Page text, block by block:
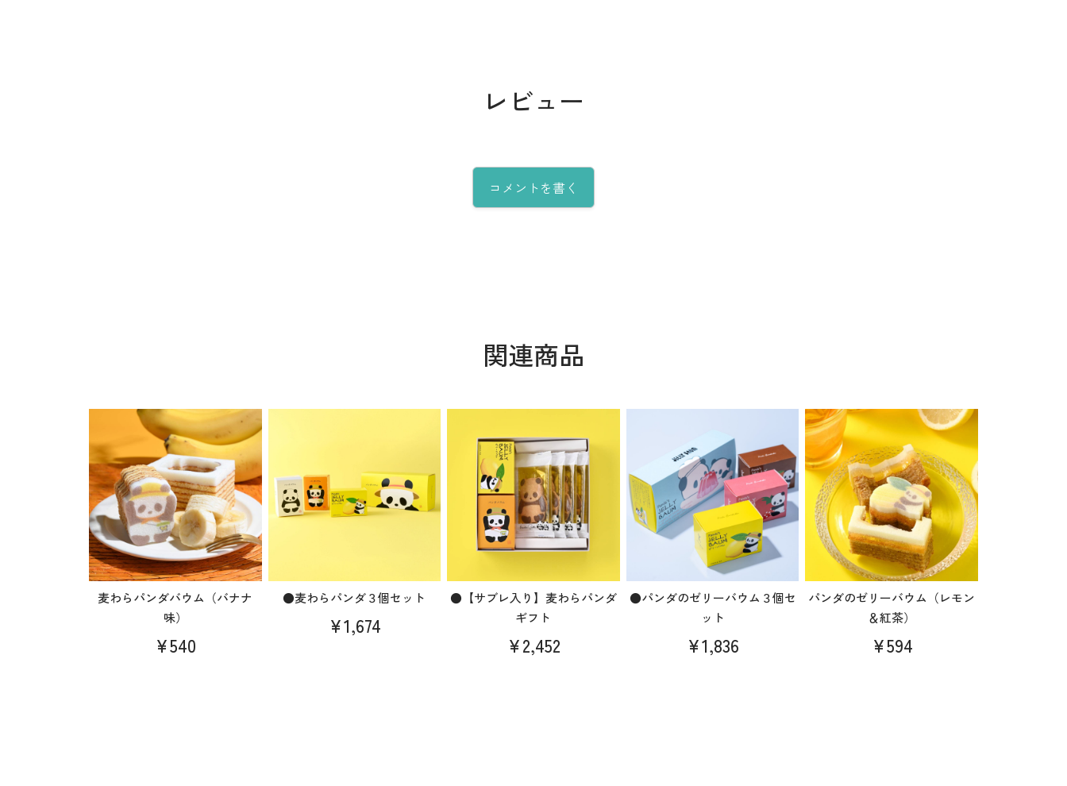
レビュー
コメントを書く
関連商品
麦わらパンダバウム（バナナ
味）
¥540
●麦わらパンダ３個セット
¥1,674
●【サブレ入り】麦わらパンダ
ギフト
¥2,452
●パンダのゼリーバウム３個セ
ット
¥1,836
パンダのゼリーバウム（レモン
＆紅茶）
¥594